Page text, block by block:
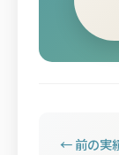
← 前の実